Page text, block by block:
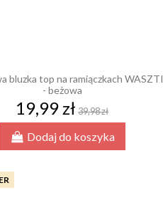
bluzka top na ramiączkach WASZTI
- beżowa
19,99 zł 39,98 zł
Dodaj do koszyka